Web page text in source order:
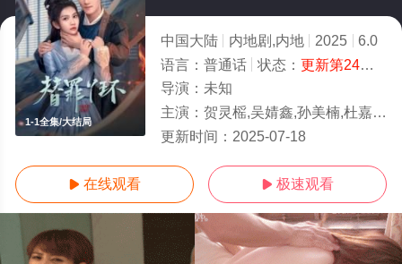
1-1全集/大结局
中国大陆 内地剧,内地 2025
6.0
语言： 普通话 状态： 更新第24集
导演： 未知
主演： 贺灵榣,吴婧鑫,孙美楠,杜嘉娴,贾舒夷
更新时间： 2025-07-18
 在线观看  极速观看